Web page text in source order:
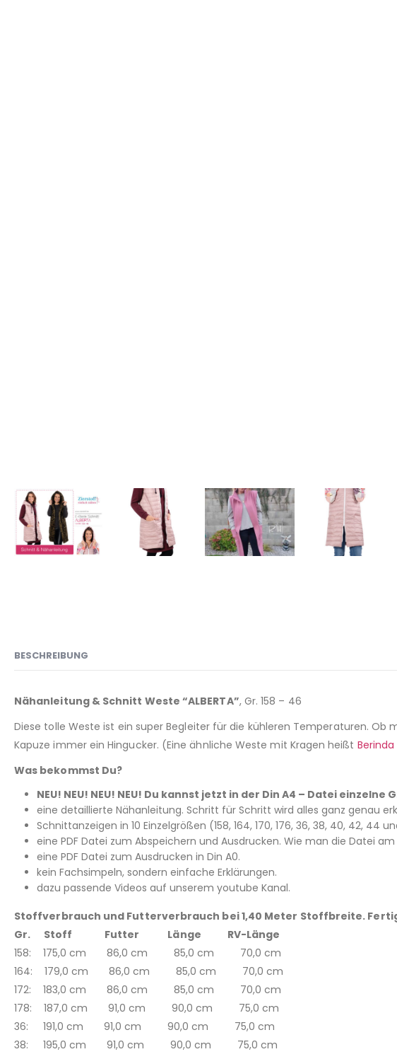
BESCHREIBUNG
Nähanleitung & Schnitt Weste “ALBERTA”, Gr. 158 – 46
Diese tolle Weste ist ein super Begleiter für die kühleren Temperaturen.
Kapuze immer ein Hingucker. (Eine ähnliche Weste mit Kragen heißt Berinda
Was bekommst Du?
NEU! NEU! NEU! NEU! Du kannst jetzt in der Din A4 – Datei
eine detaillierte Nähanleitung. Schritt für Schritt wird alles ganz genau
Schnittanzeigen in 10 Einzelgrößen (158, 164, 170, 176, 36, 38, 40, 42,
eine PDF Datei zum Abspeichern und Ausdrucken. Wie man die Datei
eine PDF Datei zum Ausdrucken in Din A0.
kein Fachsimpeln, sondern einfache Erklärungen.
dazu passende Videos auf unserem youtube Kanal.
Stoffverbrauch und Futterverbrauch bei 1,40 Meter Stoffbreite.
Gr. Stoff Futter Länge RV-Länge
158: 175,0 cm 86,0 cm 85,0 cm 70,0 cm
164: 179,0 cm 86,0 cm 85,0 cm 70,0 cm
172: 183,0 cm 86,0 cm 85,0 cm 70,0 cm
178: 187,0 cm 91,0 cm 90,0 cm 75,0 cm
36: 191,0 cm 91,0 cm 90,0 cm 75,0 cm
38: 195,0 cm 91,0 cm 90,0 cm 75,0 cm